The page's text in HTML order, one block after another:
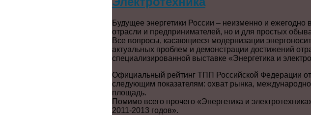
Будущее энергетики России – неизменно и ежегодно
отрасли и предпринимателей, но и для простых
Все вопросы, касающиеся модернизации
актуальных проблем и демонстрации достижений
специализированной выставке «Энергетика и
Официальный рейтинг ТПП Российской Федерации
следующим показателям: охват рынка,
площадь.
Помимо всего прочего «Энергетика и
2011-2013 годов».